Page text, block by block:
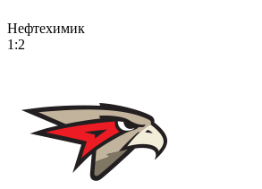
Нефтехимик
1:2